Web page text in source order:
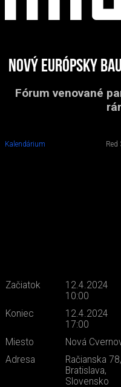
Nový európsky
Fórum venované
Kalendárium Red
Začiatok
12.4.2024
10:00
Koniec
12.4.2024
17:00
Miesto
Nová
Adresa
Račianska 78,
Bratislava,
Slovensko